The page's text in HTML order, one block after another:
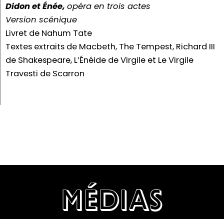
Didon et Énée, opéra en trois actes
Version scénique
Livret de Nahum Tate
Textes extraits de Macbeth, The Tempest, Richard III
de Shakespeare, L’Énéide de Virgile et Le Virgile
Travesti de Scarron
MÉDIAS